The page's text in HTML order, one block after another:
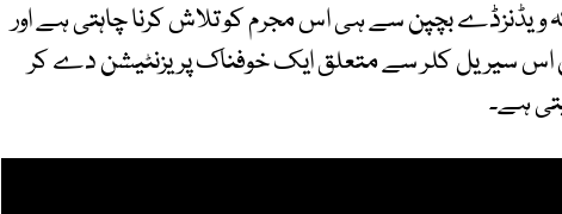
بچپن سے ہی اس مجرم کو تلاش کرنا چاہتی ہے اور
سیریل کلر سے متعلق ایک خوفناک پریزنٹیشن دے کر
ہے۔